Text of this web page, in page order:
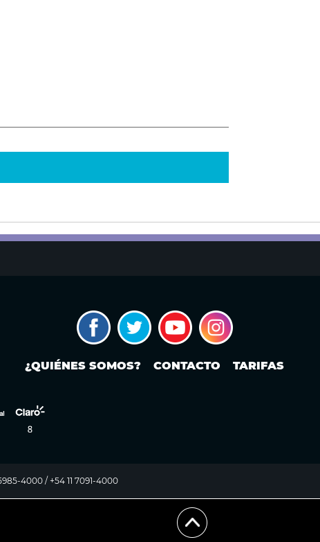
¿QUIÉNES SOMOS? CONTACTO TARIFAS
4000 / +54 11 7091-4000